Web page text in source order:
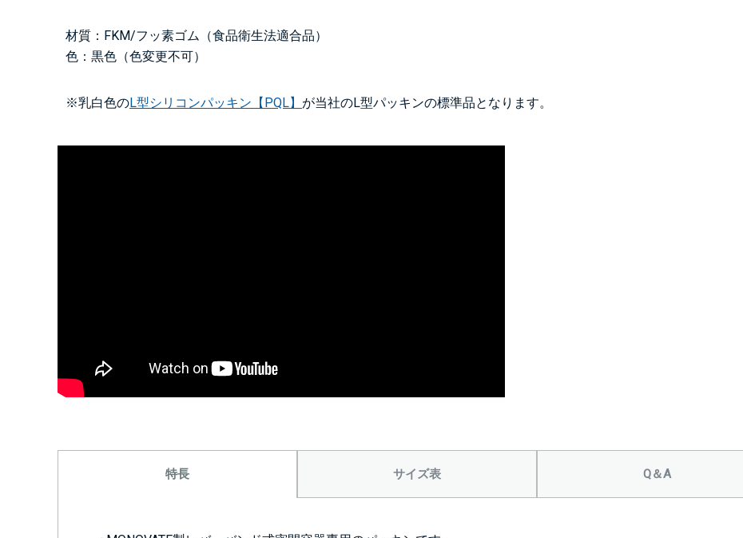
材質：FKM/フッ素ゴム（食品衛生法適合品）
色：黒色（色変更不可）
※乳白色のL型シリコンパッキン【PQL】 が当社のL型パッキンの標準品となります。
特長 サイズ表 Q＆A